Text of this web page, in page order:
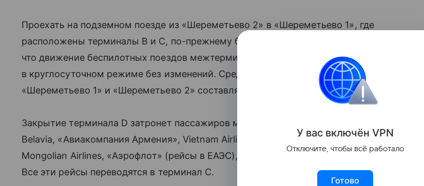
Проехать на подземном поезде из «Шереметьево 2» в «Шереметьево 1», где
расположены терминалы B и C, по-прежнему будет можно. Сообщается,
что движение беспилотных поездов межтерминального перехода продолжится
в круглосуточном режиме без изменений. Среднее время в пути между станциями
«Шереметьево 1» и «Шереметьево 2» составляет 3−4 минуты.
Закрытие терминала D затронет пассажиров международных рейсов авиакомпаний
Belavia, «Авиакомпания Армения», Vietnam Airlines, Corendon Airlines, Korean Air, MIAT
Mongolian Airlines, «Аэрофлот» (рейсы в ЕАЭС), Cham Wings Airlines, Air India, Air Serbia.
Все эти рейсы переводятся в терминал С.
У вас включён VPN
Отключите, чтобы всё работало
Готово